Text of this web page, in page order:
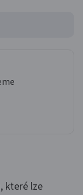
které lze